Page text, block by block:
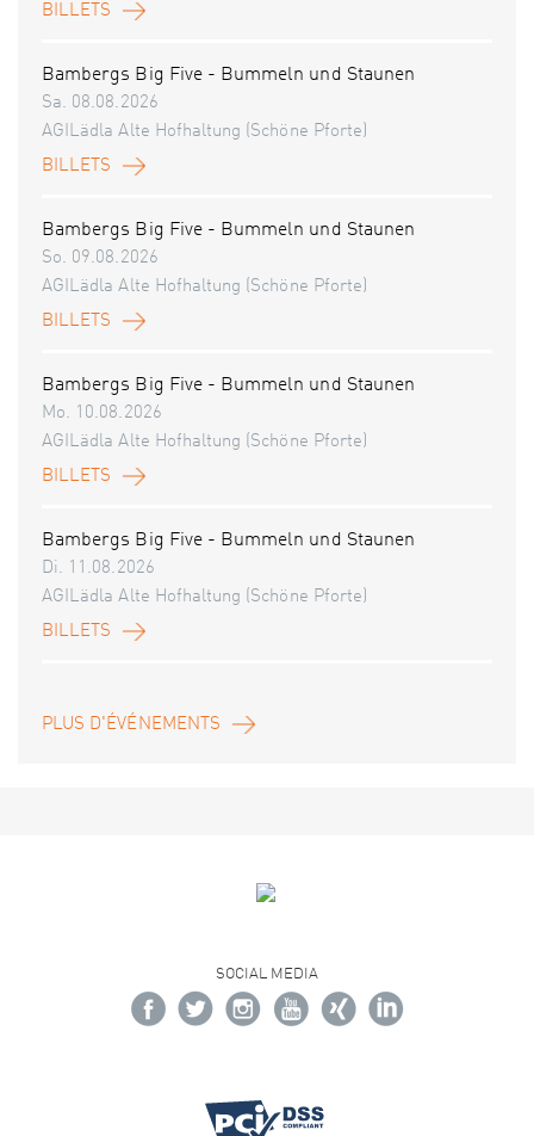
BILLETS
Bambergs Big Five - Bummeln und Staunen
Sa. 08.08.2026
AGILädla Alte Hofhaltung (Schöne Pforte)
BILLETS
Bambergs Big Five - Bummeln und Staunen
So. 09.08.2026
AGILädla Alte Hofhaltung (Schöne Pforte)
BILLETS
Bambergs Big Five - Bummeln und Staunen
Mo. 10.08.2026
AGILädla Alte Hofhaltung (Schöne Pforte)
BILLETS
Bambergs Big Five - Bummeln und Staunen
Di. 11.08.2026
AGILädla Alte Hofhaltung (Schöne Pforte)
BILLETS
PLUS D'ÉVÉNEMENTS
SOCIAL MEDIA